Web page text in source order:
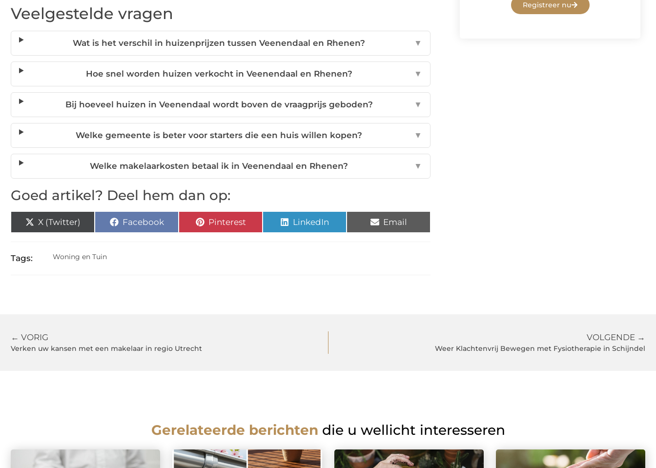
Veelgestelde vragen
Wat is het verschil in huizenprijzen tussen Veenendaal en Rhenen? ▼
Hoe snel worden huizen verkocht in Veenendaal en Rhenen? ▼
Bij hoeveel huizen in Veenendaal wordt boven de vraagprijs geboden? ▼
Welke gemeente is beter voor starters die een huis willen kopen? ▼
Welke makelaarkosten betaal ik in Veenendaal en Rhenen? ▼
Goed artikel? Deel hem dan op:
X (Twitter) Facebook Pinterest LinkedIn Email
Tags: Woning en Tuin
Registreer nu
← VORIG
Verken uw kansen met een makelaar in regio Utrecht
VOLGENDE →
Weer Klachtenvrij Bewegen met Fysiotherapie in Schijndel
Gerelateerde berichten die u wellicht interesseren